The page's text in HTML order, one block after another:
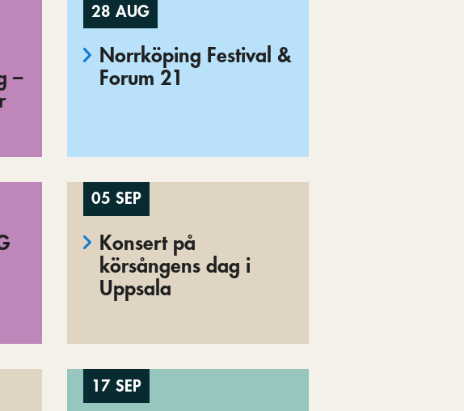
–
28 AUG
Norrköping Festival &
Forum 21
05 SEP
Konsert på
körsångens dag i
Uppsala
17 SEP